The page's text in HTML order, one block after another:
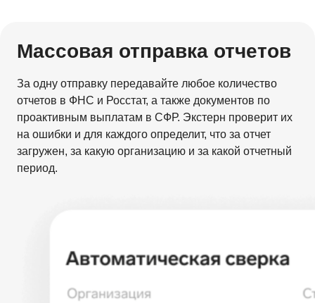
Массовая отправка отчетов
За одну отправку передавайте любое количество
отчетов в ФНС и Росстат, а также документов по
проактивным выплатам в СФР. Экстерн проверит их
на ошибки и для каждого определит, что за отчет
загружен, за какую организацию и за какой отчетный
период.